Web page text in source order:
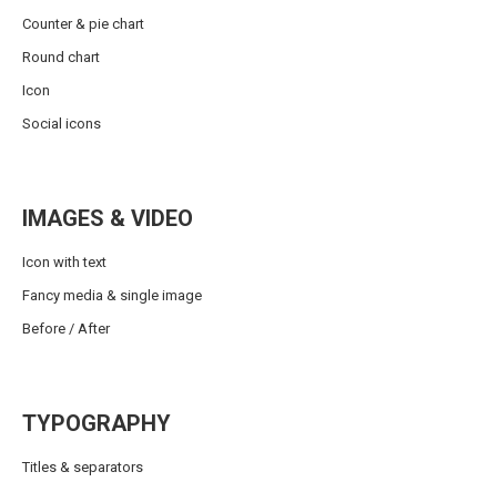
Counter & pie chart
Round chart
Icon
Social icons
IMAGES & VIDEO
Icon with text
Fancy media & single image
Before / After
TYPOGRAPHY
Titles & separators